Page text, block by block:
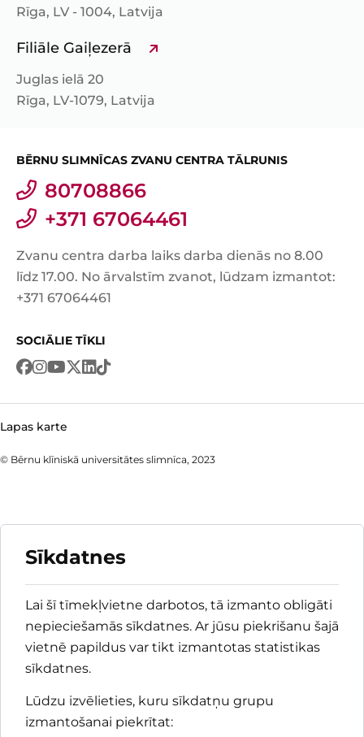
Rīga, LV - 1004, Latvija
Filiāle Gaiļezerā
Juglas ielā 20
Rīga, LV-1079, Latvija
BĒRNU SLIMNĪCAS ZVANU CENTRA TĀLRUNIS
80708866
+371 67064461
Zvanu centra darba laiks darba dienās no 8.00
līdz 17.00. No ārvalstīm zvanot, lūdzam izmantot:
+371 67064461
SOCIĀLIE TĪKLI
© Bērnu klīniskā universitātes slimnīca, 2023
Lapas karte
Sīkdatnes
Lai šī tīmekļvietne darbotos, tā izmanto obligāti
nepieciešamās sīkdatnes. Ar jūsu piekrišanu šajā
vietnē papildus var tikt izmantotas statistikas
sīkdatnes.
Lūdzu izvēlieties, kuru sīkdatņu grupu
izmantošanai piekrītat: